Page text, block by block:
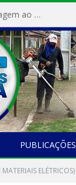
Prefeitura de Magalhães Barata realiza evento em homenagem ao Dia Internacional da Mulher
PUBLICAÇÕES
ELÉTRICOS)